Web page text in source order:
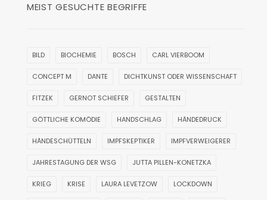
MEIST GESUCHTE BEGRIFFE
BILD BIOCHEMIE BOSCH CARL VIERBOOM
CONCEPT M DANTE DICHTKUNST ODER WISSENSCHAFT
FITZEK GERNOT SCHIEFER GESTALTEN
GÖTTLICHE KOMÖDIE HANDSCHLAG HÄNDEDRUCK
HÄNDESCHÜTTELN IMPFSKEPTIKER IMPFVERWEIGERER
JAHRESTAGUNG DER WSG JUTTA PILLEN-KONETZKA
KRIEG KRISE LAURA LEVETZOW LOCKDOWN